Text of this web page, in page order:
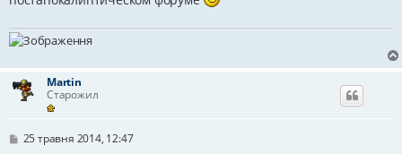
н
Martin
Старожил
П
25 травня 2014, 12:47